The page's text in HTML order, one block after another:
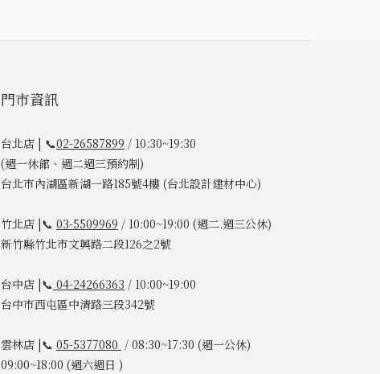
門市資訊
台北店 | 📞02-26587899 / 10:30~19:30
(週一休館、週二週三預約制)
台北市內湖區新湖一路185號4樓 (台北設計建材中心)
竹北店 |📞 03-5509969 / 10:00~19:00 (週二.週三公休)
新竹縣竹北市文興路二段126之2號
台中店 |📞 04-24266363 / 10:00~19:00
台中市西屯區中清路三段342號
雲林店 |📞 05-5377080 / 08:30~17:30 (週一公休)
09:00~18:00 (週六週日 )